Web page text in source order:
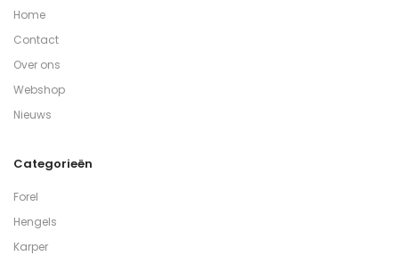
Home
Contact
Over ons
Webshop
Nieuws
Categorieën
Forel
Hengels
Karper